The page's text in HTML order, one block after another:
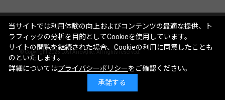
© Copyright 2025 Lost Arrow,Inc. All rights reserved.
当サイトでは利用体験の向上およびコンテンツの最適な提供、ト
ラフィックの分析を目的としてCookieを使用しています。
サイトの閲覧を継続された場合、Cookieの利用に同意したことも
のといたします。
詳細についてはプライバシーポリシーをご確認ください。
承諾する